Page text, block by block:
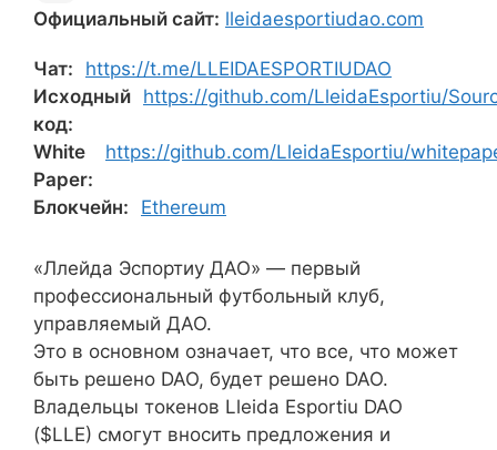
Официальный сайт: lleidaesportiudao.com
Чат:
https://t.me/LLEIDAESPORTIUDAO
Исходный
код:
https://github.com/LleidaEsportiu/
White
Paper:
https://github.com/LleidaEsportiu/
Блокчейн: Ethereum
«Ллейда Эспортиу ДАО» — первый
профессиональный футбольный клуб,
управляемый ДАО.
Это в основном означает, что все, что может
быть решено DAO, будет решено DAO.
Владельцы токенов Lleida Esportiu DAO
($LLE) смогут вносить предложения и